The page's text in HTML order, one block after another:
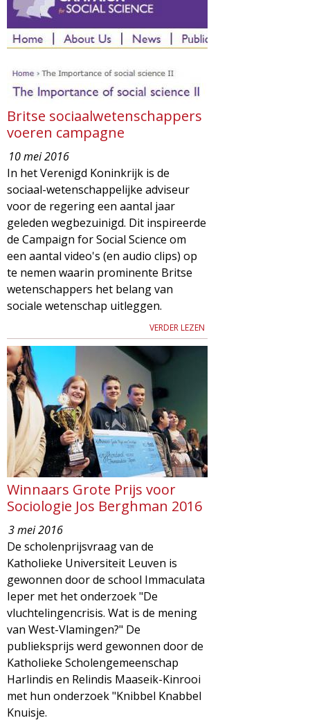
Britse sociaalwetenschappers
voeren campagne
10 mei 2016
In het Verenigd Koninkrijk is de
sociaal-wetenschappelijke adviseur
voor de regering een aantal jaar
geleden wegbezuinigd. Dit inspireerde
de Campaign for Social Science om
een aantal video's (en audio clips) op
te nemen waarin prominente Britse
wetenschappers het belang van
sociale wetenschap uitleggen.
VERDER LEZEN
Winnaars Grote Prijs voor
Sociologie Jos Berghman 2016
3 mei 2016
De scholenprijsvraag van de
Katholieke Universiteit Leuven is
gewonnen door de school Immaculata
Ieper met het onderzoek "De
vluchtelingencrisis. Wat is de mening
van West-Vlamingen?" De
publieksprijs werd gewonnen door de
Katholieke Scholengemeenschap
Harlindis en Relindis Maaseik-Kinrooi
met hun onderzoek "Knibbel Knabbel
Knuisje.